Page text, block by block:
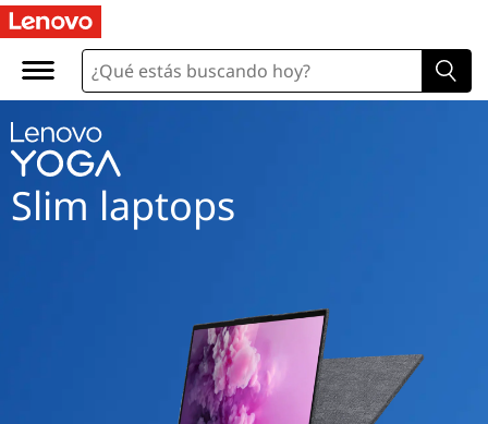
Slim laptops